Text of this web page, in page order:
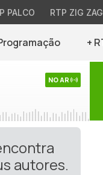
PALCO RTP ZIG ZAG
+
NO AR
autores.